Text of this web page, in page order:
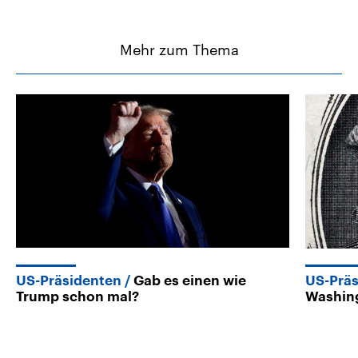
Mehr zum Thema
US-Präsidenten
Gab es einen wie
Trump schon mal?
US-